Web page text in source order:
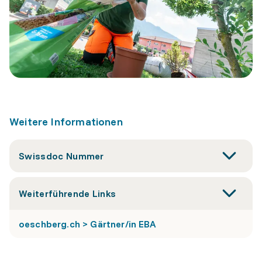
Weitere Informationen
Swissdoc Nummer
Weiterführende Links
oeschberg.ch > Gärtner/in EBA